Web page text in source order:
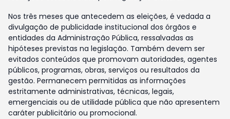
Nos três meses que antecedem as eleições, é vedada a
divulgação de publicidade institucional dos órgãos e
entidades da Administração Pública, ressalvadas as
hipóteses previstas na legislação. Também devem ser
evitados conteúdos que promovam autoridades, agentes
públicos, programas, obras, serviços ou resultados da
gestão. Permanecem permitidas as informações
estritamente administrativas, técnicas, legais,
emergenciais ou de utilidade pública que não apresentem
caráter publicitário ou promocional.